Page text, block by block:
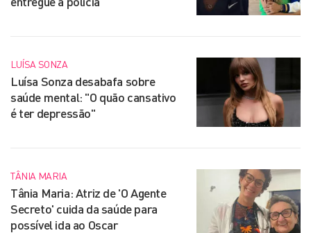
LUÍSA SONZA
Luísa Sonza desabafa sobre
saúde mental: "O quão cansativo
é ter depressão"
TÂNIA MARIA
Tânia Maria: Atriz de 'O Agente
Secreto' cuida da saúde para
possível ida ao Oscar